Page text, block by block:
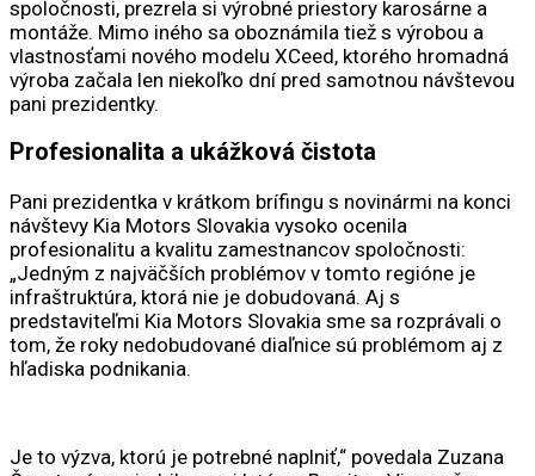
spoločnosti, prezrela si výrobné priestory karosárne a
montáže. Mimo iného sa oboznámila tiež s výrobou a
vlastnosťami nového modelu XCeed, ktorého hromadná
výroba začala len niekoľko dní pred samotnou návštevou
pani prezidentky.
Profesionalita a ukážková čistota
Pani prezidentka v krátkom brífingu s novinármi na konci
návštevy Kia Motors Slovakia vysoko ocenila
profesionalitu a kvalitu zamestnancov spoločnosti:
„Jedným z najväčších problémov v tomto regióne je
infraštruktúra, ktorá nie je dobudovaná. Aj s
predstaviteľmi Kia Motors Slovakia sme sa rozprávali o
tom, že roky nedobudované diaľnice sú problémom aj z
hľadiska podnikania.
Je to výzva, ktorú je potrebné naplniť,“ povedala Zuzana